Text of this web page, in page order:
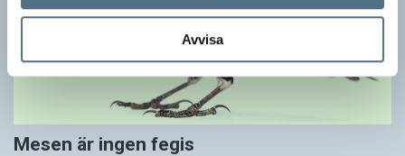
Avvisa
Mesen är ingen fegis